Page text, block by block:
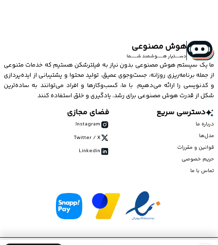
هوش مصنوعی
دســــتیار هــــــوشمند شــــــما
ما یک سیستم هوش مصنوعی بدون نیاز به فیلترشکن هستیم که خدمات متنوعی
از جمله برنامه‌ریزی روزانه، جست‌وجوی عمیق، تولید محتوا و پشتیبانی از ایده‌پردازی
و کدنویسی را ارائه می‌دهیم. با ما، کسب‌وکارها و افراد می‌توانند به ساده‌ترین
شکل از قدرت هوش مصنوعی برای رشد، یادگیری و خلق استفاده کنند
دسترسی سریع
درباره ما
مدل‌ها
قوانین و مقررات
حریم خصوصی
تماس با ما
فضای مجازی
Instagram
Twitter / X
Linkedin